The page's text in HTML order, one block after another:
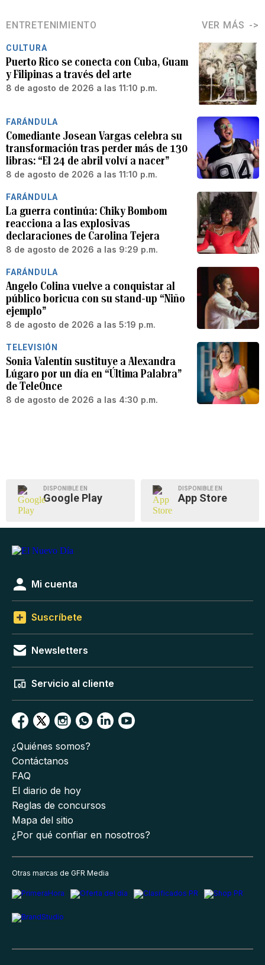
ENTRETENIMIENTO VER MÁS
CULTURA
Puerto Rico se conecta con Cuba, Guam
y Filipinas a través del arte
8 de agosto de 2026 a las 11:10 p.m.
FARÁNDULA
Comediante Josean Vargas celebra su
transformación tras perder más de 130
libras: “El 24 de abril volví a nacer”
8 de agosto de 2026 a las 11:10 p.m.
FARÁNDULA
La guerra continúa: Chiky Bombom
reacciona a las explosivas
declaraciones de Carolina Tejera
8 de agosto de 2026 a las 9:29 p.m.
FARÁNDULA
Angelo Colina vuelve a conquistar al
público boricua con su stand-up “Niño
ejemplo”
8 de agosto de 2026 a las 5:19 p.m.
TELEVISIÓN
Sonia Valentín sustituye a Alexandra
Lúgaro por un día en “Última Palabra”
de TeleOnce
8 de agosto de 2026 a las 4:30 p.m.
DISPONIBLE EN
Google Play
DISPONIBLE EN
App Store
Mi cuenta
Suscríbete
Newsletters
Servicio al cliente
¿Quiénes somos?
Contáctanos
FAQ
El diario de hoy
Reglas de concursos
Mapa del sitio
¿Por qué confiar en nosotros?
Otras marcas de GFR Media